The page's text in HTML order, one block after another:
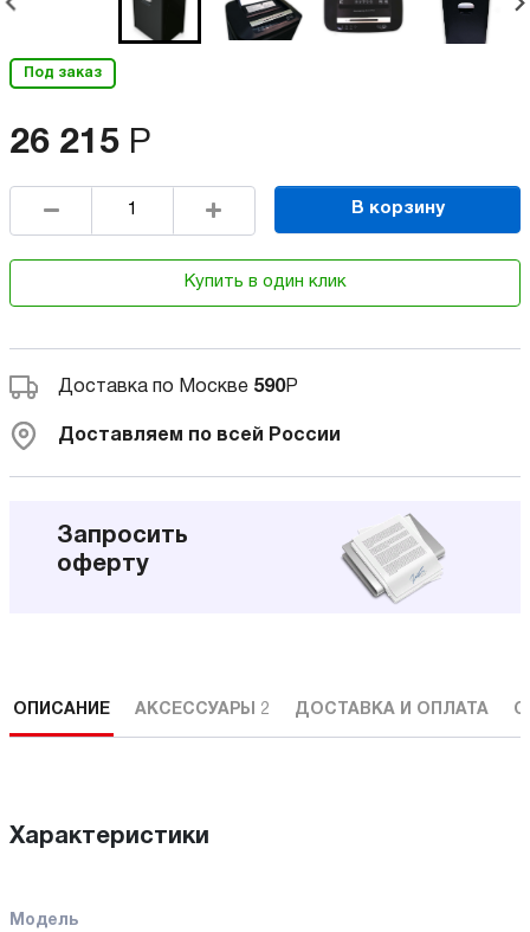
Под заказ
26 215 Р
В корзину
Купить в один клик
Доставка по Москве 590Р
Доставляем по всей России
Запросить
оферту
ОПИСАНИЕ АКСЕССУАРЫ 2 ДОСТАВКА И ОПЛАТА
Характеристики
Модель